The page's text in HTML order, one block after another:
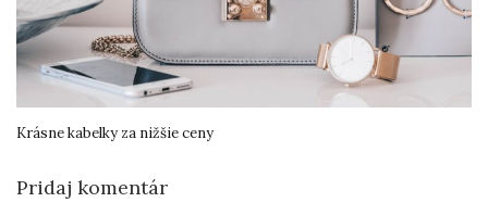
Krásne kabelky za nižšie ceny
Pridaj komentár